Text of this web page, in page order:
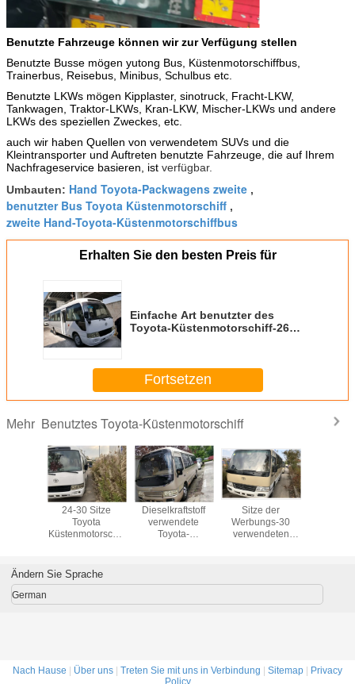
Benutzte Fahrzeuge können wir zur Verfügung stellen
Benutzte Busse mögen yutong Bus, Küstenmotorschiffbus,
Trainerbus, Reisebus, Minibus, Schulbus etc.
Benutzte LKWs mögen Kipplaster, sinotruck, Fracht-LKW,
Tankwagen, Traktor-LKWs, Kran-LKW, Mischer-LKWs und andere
LKWs des speziellen Zweckes, etc.
auch wir haben Quellen von verwendetem SUVs und die
Kleintransporter und Auftreten benutzte Fahrzeuge, die auf Ihrem
Nachfrageservice basieren, ist verfügbar.
Umbauten: Hand Toyota-Packwagens zweite ,
benutzter Bus Toyota Küstenmotorschiff ,
zweite Hand-Toyota-Küstenmotorschiffbus
Erhalten Sie den besten Preis für
Einfache Art benutzter des
Toyota-Küstenmotorschiff-26
Fortsetzen
Mehr Benutztes Toyota-Küstenmotorschiff
24-30
24-30 Sitze
Toyota
Küstenmotorschiff
Hand Toyotas Van
zweite
Dieselkraftstoff
verwendete
Toyota-
30 Sitzen
Sitze der
Werbungs-30
verwendeten
7.50R16
Ändern Sie Sprache
German
Nach Hause | Über uns | Treten Sie mit uns in Verbindung | Sitemap | Privacy
Policy